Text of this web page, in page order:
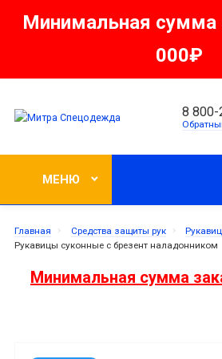
Минимальная сумма
000₽
8
МЕНЮ
Главная Средства защиты рук
Рукавицы суконные с брезент наладонником
Минимальная сумма